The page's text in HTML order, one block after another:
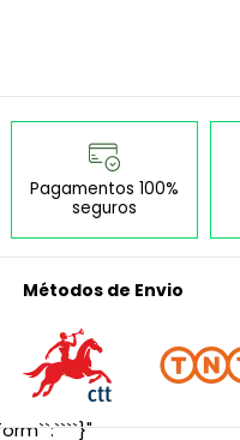
Pagamentos 100%
seguros
Métodos de Envio